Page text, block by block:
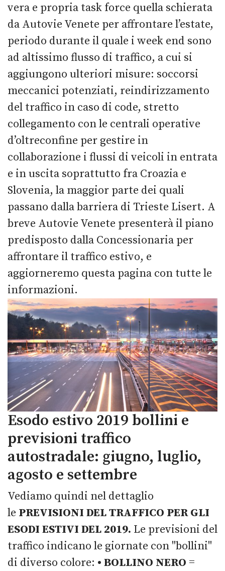
vera e propria task force quella schierata
da Autovie Venete per affrontare l’estate,
periodo durante il quale i week end sono
ad altissimo flusso di traffico, a cui si
aggiungono ulteriori misure: soccorsi
meccanici potenziati, reindirizzamento
del traffico in caso di code, stretto
collegamento con le centrali operative
d’oltreconfine per gestire in
collaborazione i flussi di veicoli in entrata
e in uscita soprattutto fra Croazia e
Slovenia, la maggior parte dei quali
passano dalla barriera di Trieste Lisert. A
breve Autovie Venete presenterà il piano
predisposto dalla Concessionaria per
affrontare il traffico estivo, e
aggiorneremo questa pagina con tutte le
informazioni.
Esodo estivo 2019 bollini e
previsioni traffico
autostradale: giugno, luglio,
agosto e settembre
Vediamo quindi nel dettaglio
le PREVISIONI DEL TRAFFICO PER GLI
ESODI ESTIVI DEL 2019. Le previsioni del
traffico indicano le giornate con "bollini"
di diverso colore: • BOLLINO NERO =